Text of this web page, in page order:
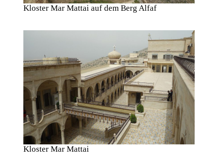
Kloster Mar Mattai auf dem Berg Alfaf
Kloster Mar Mattai